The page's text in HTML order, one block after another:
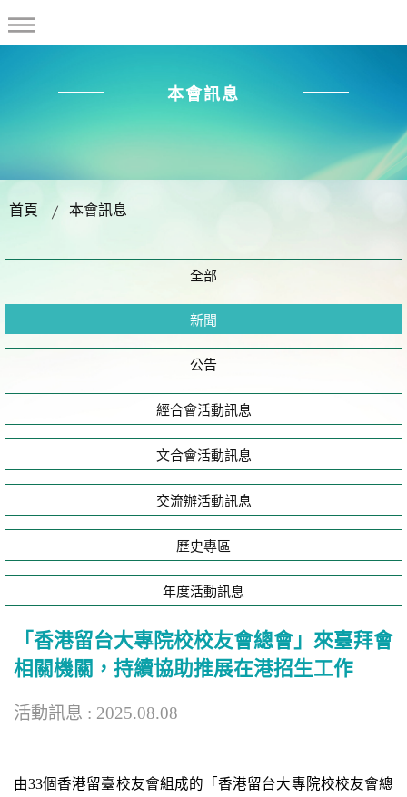
本會訊息
首頁 本會訊息
全部
新聞
公告
經合會活動訊息
文合會活動訊息
交流辦活動訊息
歷史專區
年度活動訊息
「香港留台大專院校校友會總會」來臺拜會
相關機關，持續協助推展在港招生工作
活動訊息 : 2025.08.08
由33個香港留臺校友會組成的「香港留台大專院校校友會總